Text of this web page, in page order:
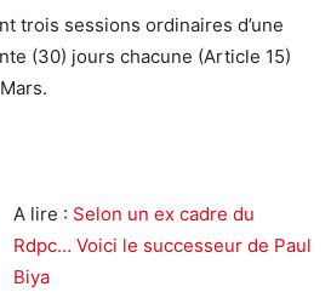
trois sessions ordinaires d’une
(30) jours chacune (Article 15)
A lire : Selon un ex cadre du
Rdpc… Voici le successeur de Paul
Biya